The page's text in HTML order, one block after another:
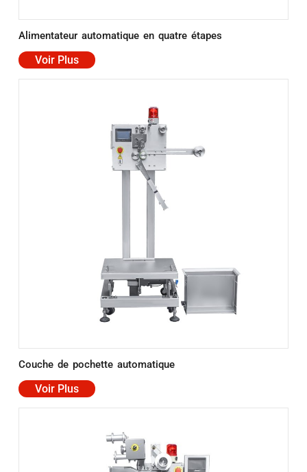
Alimentateur automatique en quatre étapes
Voir Plus
Couche de pochette automatique
Voir Plus